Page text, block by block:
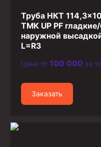
Быстроразъёмные
Рукава буровые
Стропы
Стропы канатные ВК
Стропы канатные
Стропы текстильные
Труба НКТ
ТМК UP PF
наружной
L=R3
Цена от 100 000 за
Заказать